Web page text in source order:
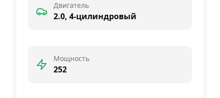
Двигатель
2.0, 4-цилиндровый
Мощность
252